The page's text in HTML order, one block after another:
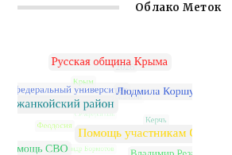
Облако Меток